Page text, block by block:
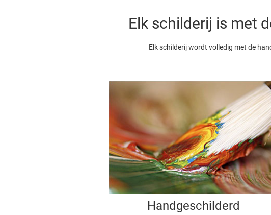
Elk schilderij is met
Elk schilderij wordt volledig met de
Handgeschilderd